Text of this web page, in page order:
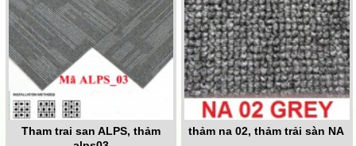
Tham trai san ALPS, thảm
thảm na 02, thảm trải sàn NA